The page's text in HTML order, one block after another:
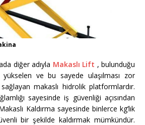
diğer adıyla Makaslı Lift , bulunduğu
ve bu sayede ulaşılması zor
makaslı hidrolik platformlardır.
sayesinde iş güvenliği açısından
Kaldırma sayesinde binlerce kg’lık
bir şekilde kaldırmak mümkündür.